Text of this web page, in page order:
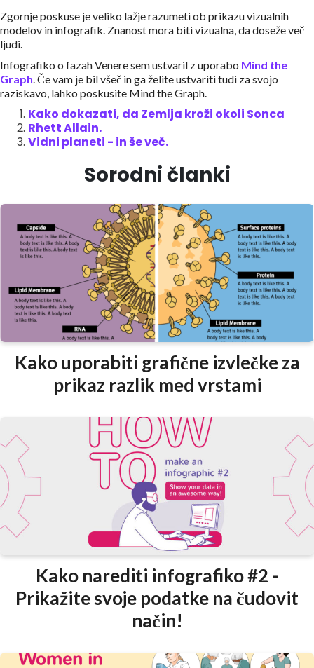
Zgornje poskuse je veliko lažje razumeti ob prikazu vizualnih
modelov in infografik. Znanost mora biti vizualna, da doseže več
ljudi.
Infografiko o fazah Venere sem ustvaril z uporabo Mind the
Graph. Če vam je bil všeč in ga želite ustvariti tudi za svojo
raziskavo, lahko poskusite Mind the Graph.
Kako dokazati, da Zemlja kroži okoli Sonca
Rhett Allain.
Vidni planeti - in še več.
Sorodni članki
Kako uporabiti grafične izvlečke za
prikaz razlik med vrstami
Kako narediti infografiko #2 -
Prikažite svoje podatke na čudovit
način!